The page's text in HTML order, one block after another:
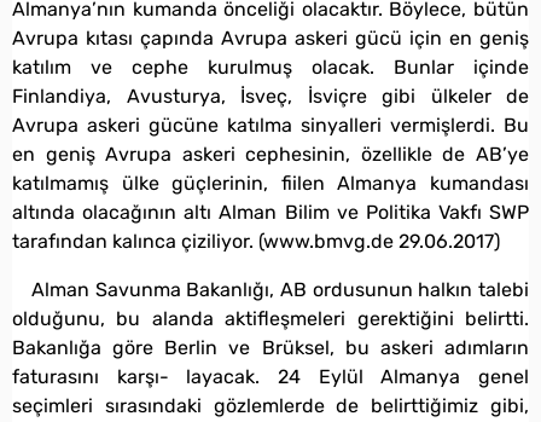
Almanya’nın kumanda önceliği olacaktır. Böylece, bütün
Avrupa kıtası çapında Avrupa askeri gücü için en geniş
katılım ve cephe kurulmuş olacak. Bunlar içinde
Finlandiya, Avusturya, İsveç, İsviçre gibi ülkeler de
Avrupa askeri gücüne katılma sinyalleri vermişlerdi. Bu
en geniş Avrupa askeri cephesinin, özellikle de AB’ye
katılmamış ülke güçlerinin, fiilen Almanya kumandası
altında olacağının altı Alman Bilim ve Politika Vakfı SWP
tarafından kalınca çiziliyor. (www.bmvg.de 29.06.2017)
Alman Savunma Bakanlığı, AB ordusunun halkın talebi
olduğunu, bu alanda aktifleşmeleri gerektiğini belirtti.
Bakanlığa göre Berlin ve Brüksel, bu askeri adımların
faturasını karşı- layacak. 24 Eylül Almanya genel
seçimleri sırasındaki gözlemlerde de belirttiğimiz gibi,